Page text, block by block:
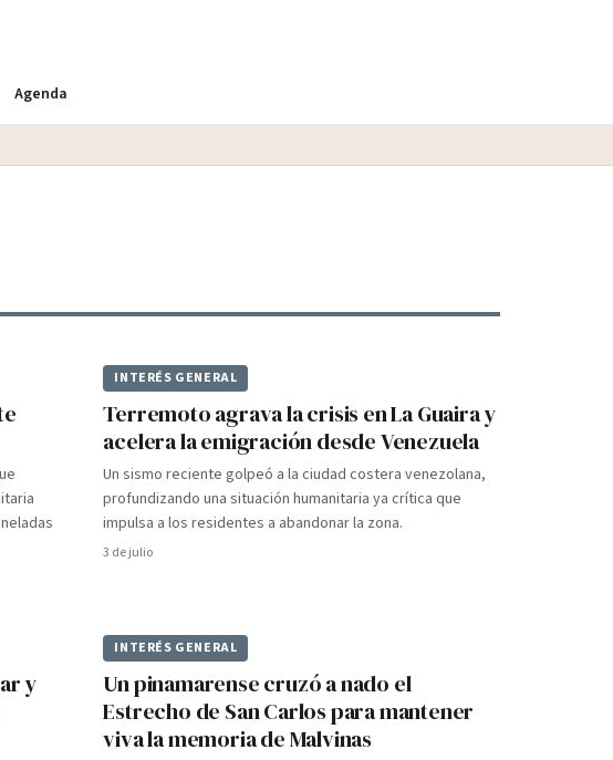
Agenda
INTERÉS GENERAL
Terremoto agrava la crisis en La Guaira y
acelera la emigración desde Venezuela
Un sismo reciente golpeó a la ciudad costera venezolana,
profundizando una situación humanitaria ya crítica que
impulsa a los residentes a abandonar la zona.
3 de julio
y
INTERÉS GENERAL
Un pinamarense cruzó a nado el
Estrecho de San Carlos para mantener
viva la memoria de Malvinas